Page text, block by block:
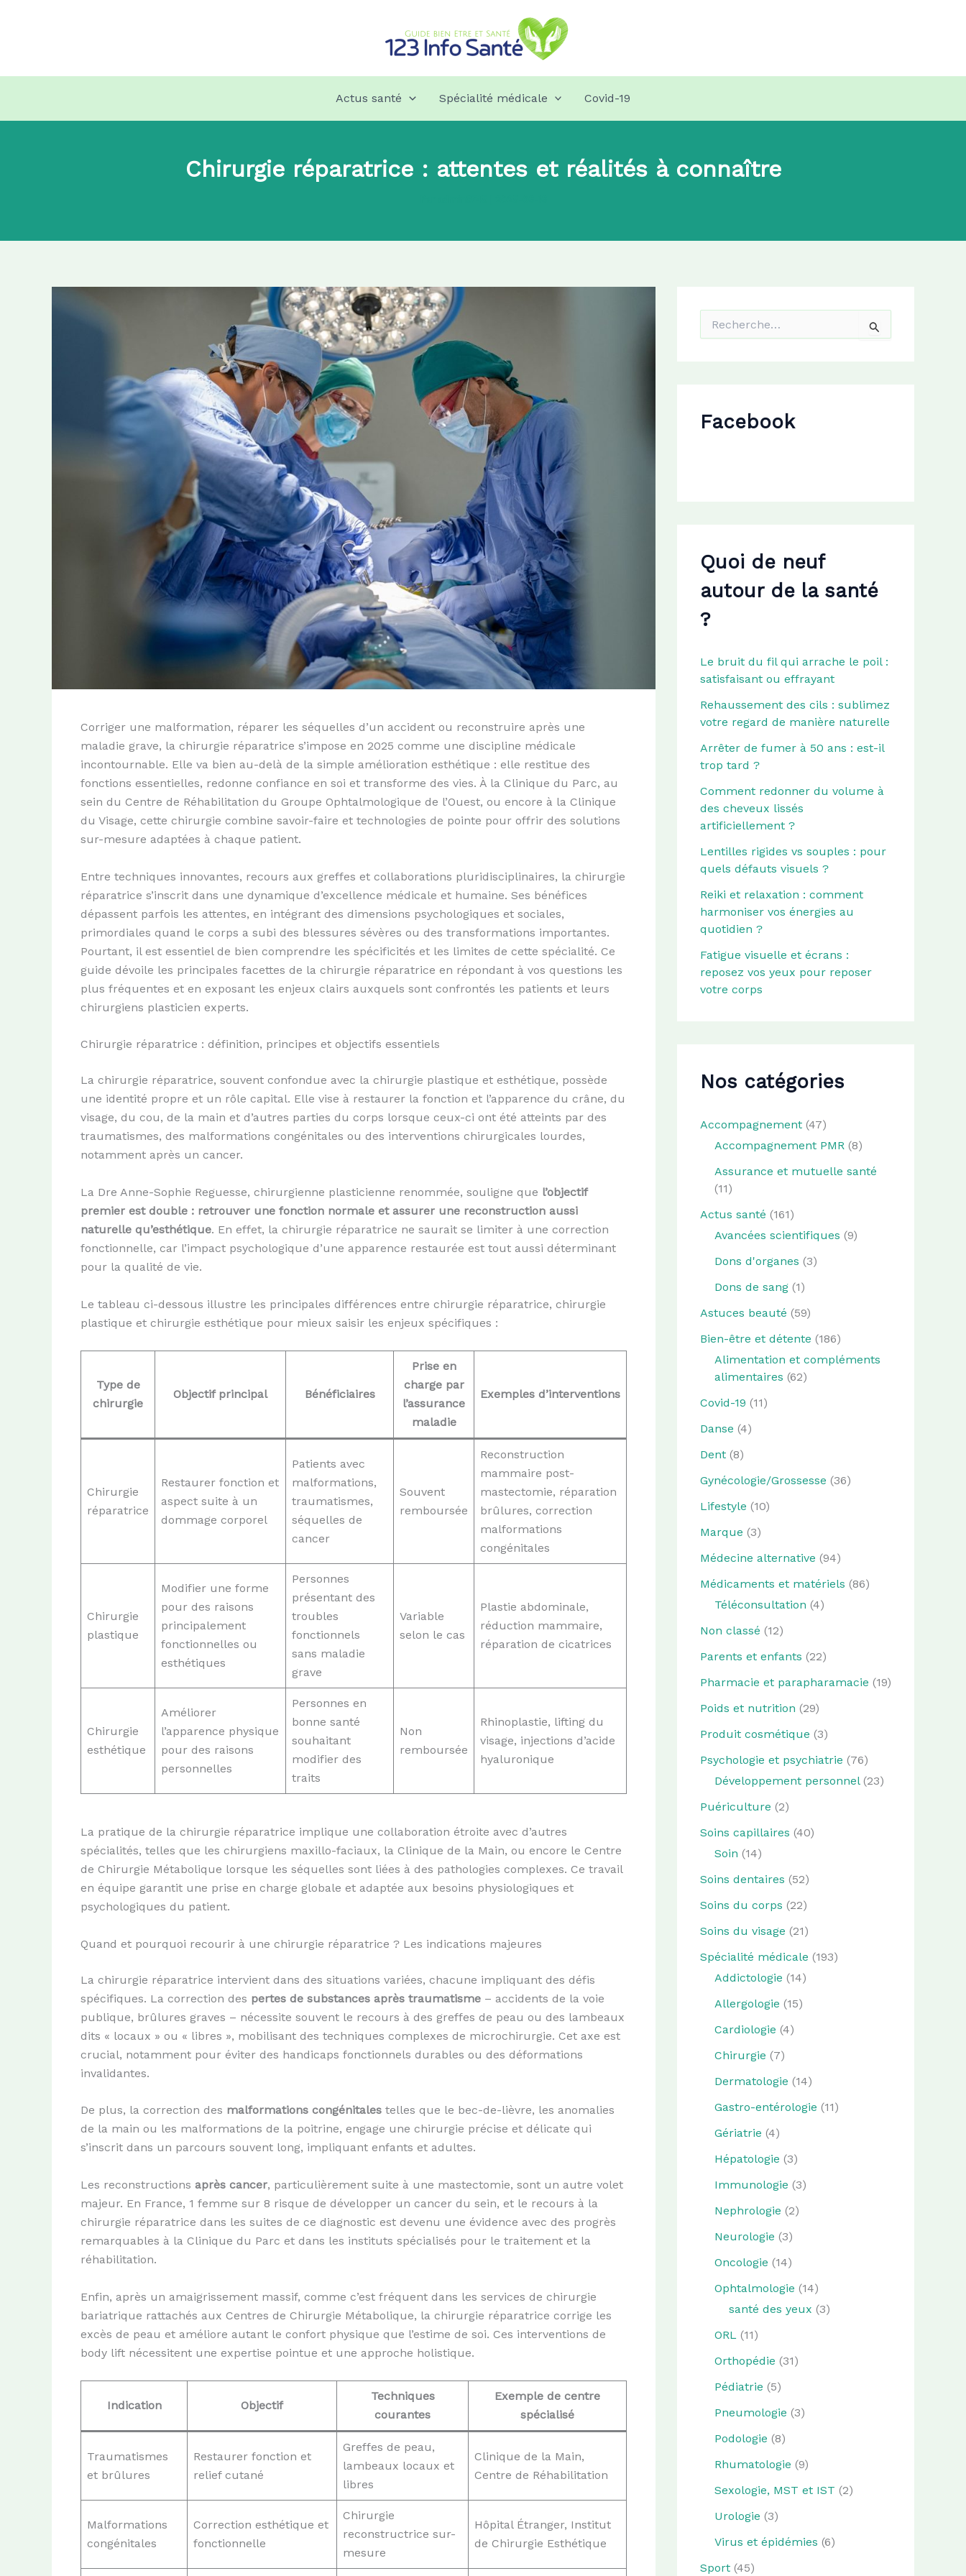
Actus santé Spécialité médicale Covid-19
Chirurgie réparatrice : attentes et réalités à connaître
Corriger une malformation, réparer les séquelles d’un accident ou reconstruire après une
maladie grave, la chirurgie réparatrice s’impose en 2025 comme une discipline médicale
incontournable. Elle va bien au-delà de la simple amélioration esthétique : elle restitue des
fonctions essentielles, redonne confiance en soi et transforme des vies. À la Clinique du Parc, au
sein du Centre de Réhabilitation du Groupe Ophtalmologique de l’Ouest, ou encore à la Clinique
du Visage, cette chirurgie combine savoir-faire et technologies de pointe pour offrir des solutions
sur-mesure adaptées à chaque patient.
Entre techniques innovantes, recours aux greffes et collaborations pluridisciplinaires, la chirurgie
réparatrice s’inscrit dans une dynamique d’excellence médicale et humaine. Ses bénéfices
dépassent parfois les attentes, en intégrant des dimensions psychologiques et sociales,
primordiales quand le corps a subi des blessures sévères ou des transformations importantes.
Pourtant, il est essentiel de bien comprendre les spécificités et les limites de cette spécialité. Ce
guide dévoile les principales facettes de la chirurgie réparatrice en répondant à vos questions les
plus fréquentes et en exposant les enjeux clairs auxquels sont confrontés les patients et leurs
chirurgiens plasticien experts.
Chirurgie réparatrice : définition, principes et objectifs essentiels
La chirurgie réparatrice, souvent confondue avec la chirurgie plastique et esthétique, possède
une identité propre et un rôle capital. Elle vise à restaurer la fonction et l’apparence du crâne, du
visage, du cou, de la main et d’autres parties du corps lorsque ceux-ci ont été atteints par des
traumatismes, des malformations congénitales ou des interventions chirurgicales lourdes,
notamment après un cancer.
La Dre Anne-Sophie Reguesse, chirurgienne plasticienne renommée, souligne que l’objectif
premier est double : retrouver une fonction normale et assurer une reconstruction aussi
naturelle qu’esthétique. En effet, la chirurgie réparatrice ne saurait se limiter à une correction
fonctionnelle, car l’impact psychologique d’une apparence restaurée est tout aussi déterminant
pour la qualité de vie.
Le tableau ci-dessous illustre les principales différences entre chirurgie réparatrice, chirurgie
plastique et chirurgie esthétique pour mieux saisir les enjeux spécifiques :
Type de
chirurgie
Objectif principal Bénéficiaires
Prise en
charge par
l’assurance
maladie
Exemples d’interventions
Chirurgie
réparatrice
Restaurer fonction et
aspect suite à un
dommage corporel
Patients avec
malformations,
traumatismes,
séquelles de
cancer
Souvent
remboursée
Reconstruction
mammaire post-
mastectomie, réparation
brûlures, correction
malformations
congénitales
Chirurgie
plastique
Modifier une forme
pour des raisons
principalement
fonctionnelles ou
esthétiques
Personnes
présentant des
troubles
fonctionnels
sans maladie
grave
Variable
selon le cas
Plastie abdominale,
réduction mammaire,
réparation de cicatrices
Chirurgie
esthétique
Améliorer
l’apparence physique
pour des raisons
personnelles
Personnes en
bonne santé
souhaitant
modifier des
traits
Non
remboursée
Rhinoplastie, lifting du
visage, injections d’acide
hyaluronique
La pratique de la chirurgie réparatrice implique une collaboration étroite avec d’autres
spécialités, telles que les chirurgiens maxillo-faciaux, la Clinique de la Main, ou encore le Centre
de Chirurgie Métabolique lorsque les séquelles sont liées à des pathologies complexes. Ce travail
en équipe garantit une prise en charge globale et adaptée aux besoins physiologiques et
psychologiques du patient.
Quand et pourquoi recourir à une chirurgie réparatrice ? Les indications majeures
La chirurgie réparatrice intervient dans des situations variées, chacune impliquant des défis
spécifiques. La correction des pertes de substances après traumatisme – accidents de la voie
publique, brûlures graves – nécessite souvent le recours à des greffes de peau ou des lambeaux
dits « locaux » ou « libres », mobilisant des techniques complexes de microchirurgie. Cet axe est
crucial, notamment pour éviter des handicaps fonctionnels durables ou des déformations
invalidantes.
De plus, la correction des malformations congénitales telles que le bec-de-lièvre, les anomalies
de la main ou les malformations de la poitrine, engage une chirurgie précise et délicate qui
s’inscrit dans un parcours souvent long, impliquant enfants et adultes.
Les reconstructions après cancer, particulièrement suite à une mastectomie, sont un autre volet
majeur. En France, 1 femme sur 8 risque de développer un cancer du sein, et le recours à la
chirurgie réparatrice dans les suites de ce diagnostic est devenu une évidence avec des progrès
remarquables à la Clinique du Parc et dans les instituts spécialisés pour le traitement et la
réhabilitation.
Enfin, après un amaigrissement massif, comme c’est fréquent dans les services de chirurgie
bariatrique rattachés aux Centres de Chirurgie Métabolique, la chirurgie réparatrice corrige les
excès de peau et améliore autant le confort physique que l’estime de soi. Ces interventions de
body lift nécessitent une expertise pointue et une approche holistique.
Indication Objectif
Techniques
courantes
Exemple de centre
spécialisé
Traumatismes
et brûlures
Restaurer fonction et
relief cutané
Greffes de peau,
lambeaux locaux et
libres
Clinique de la Main,
Centre de Réhabilitation
Malformations
congénitales
Correction esthétique et
fonctionnelle
Chirurgie
reconstructrice sur-
mesure
Hôpital Étranger, Institut
de Chirurgie Esthétique
h
eFacebook
Quoi de neuf
autour de la santé
?
Le bruit du fil qui arrache le poil :
satisfaisant ou effrayant
Rehaussement des cils : sublimez
votre regard de manière naturelle
Arrêter de fumer à 50 ans : est-il
trop tard ?
Comment redonner du volume à
des cheveux lissés
artificiellement ?
Lentilles rigides vs souples : pour
quels défauts visuels ?
Reiki et relaxation : comment
harmoniser vos énergies au
quotidien ?
Fatigue visuelle et écrans :
reposez vos yeux pour reposer
votre corps
Nos catégories
Accompagnement (47)
Accompagnement PMR (8)
Assurance et mutuelle santé
(11)
Actus santé (161)
Avancées scientifiques (9)
Dons d'organes (3)
Dons de sang (1)
Astuces beauté (59)
Bien-être et détente (186)
Alimentation et compléments
alimentaires (62)
Covid-19 (11)
Danse (4)
Dent (8)
Gynécologie/Grossesse (36)
Lifestyle (10)
Marque (3)
Médecine alternative (94)
Médicaments et matériels (86)
Téléconsultation (4)
Non classé (12)
Parents et enfants (22)
Pharmacie et parapharamacie (19)
Poids et nutrition (29)
Produit cosmétique (3)
Psychologie et psychiatrie (76)
Développement personnel(23)
Puériculture (2)
Soins capillaires (40)
Soin (14)
Soins dentaires (52)
Soins du corps (22)
Soins du visage (21)
Spécialité médicale (193)
Addictologie (14)
Allergologie (15)
Cardiologie (4)
Chirurgie (7)
Dermatologie (14)
Gastro-entérologie (11)
Gériatrie (4)
Hépatologie (3)
Immunologie (3)
Nephrologie (2)
Neurologie (3)
Oncologie (14)
Ophtalmologie (14)
santé des yeux (3)
ORL (11)
Orthopédie (31)
Pédiatrie (5)
Pneumologie (3)
Podologie (8)
Rhumatologie (9)
Sexologie, MST et IST (2)
Urologie (3)
Virus et épidémies (6)
Sport (45)